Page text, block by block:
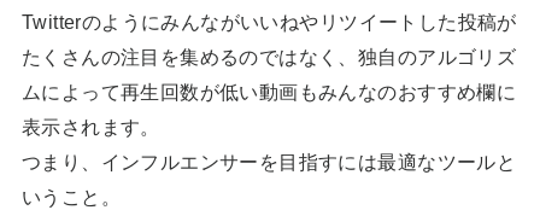
Twitterのようにみんながいいねやリツイートした投稿が
たくさんの注目を集めるのではなく、独自のアルゴリズ
ムによって再生回数が低い動画もみんなのおすすめ欄に
表示されます。
つまり、インフルエンサーを目指すには最適なツールと
いうこと。